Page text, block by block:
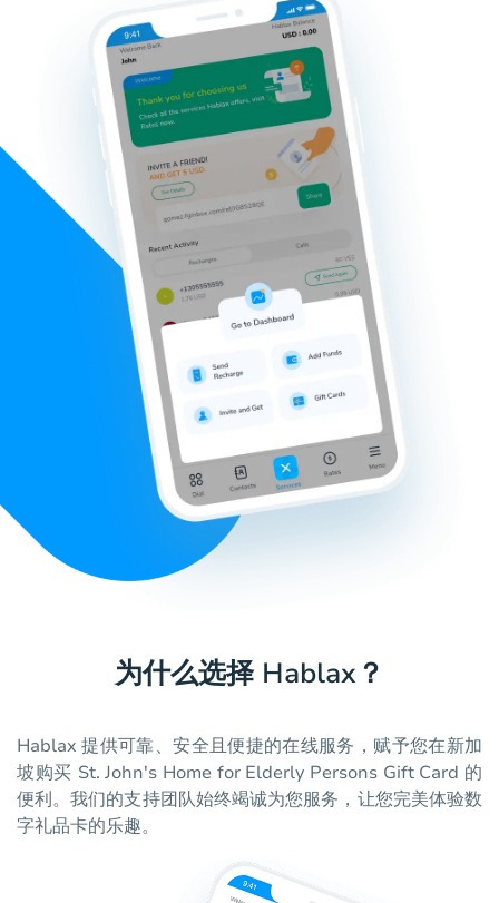
为什么选择 Hablax？
Hablax 提供可靠、安全且便捷的在线服务，赋予您在新加
坡购买 St. John's Home for Elderly Persons Gift Card 的
便利。我们的支持团队始终竭诚为您服务，让您完美体验数
字礼品卡的乐趣。